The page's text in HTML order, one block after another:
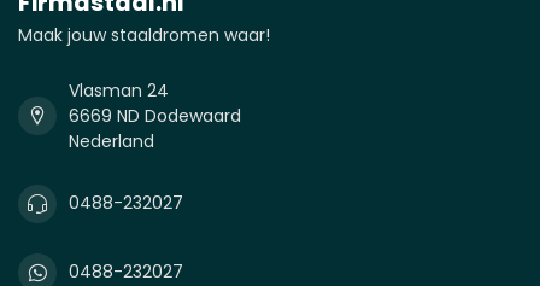
Maak jouw staaldromen waar!
Vlasman 24
6669 ND Dodewaard
Nederland
0488-232027
0488-232027